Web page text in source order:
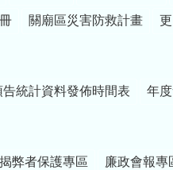
關廟區災害防救計畫
告統計資料發佈時間表 年
揭弊者保護專區 廉政會報專